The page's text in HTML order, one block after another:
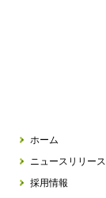
ホーム
ニュースリリース
採用情報